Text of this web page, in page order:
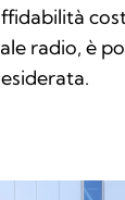
radio, è